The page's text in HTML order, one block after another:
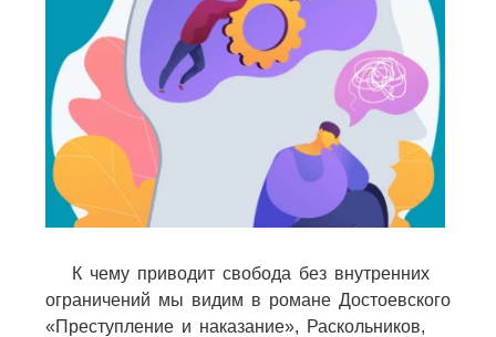
К чему приводит свобода без внутренних
ограничений мы видим в романе Достоевского
«Преступление и наказание», Раскольников,